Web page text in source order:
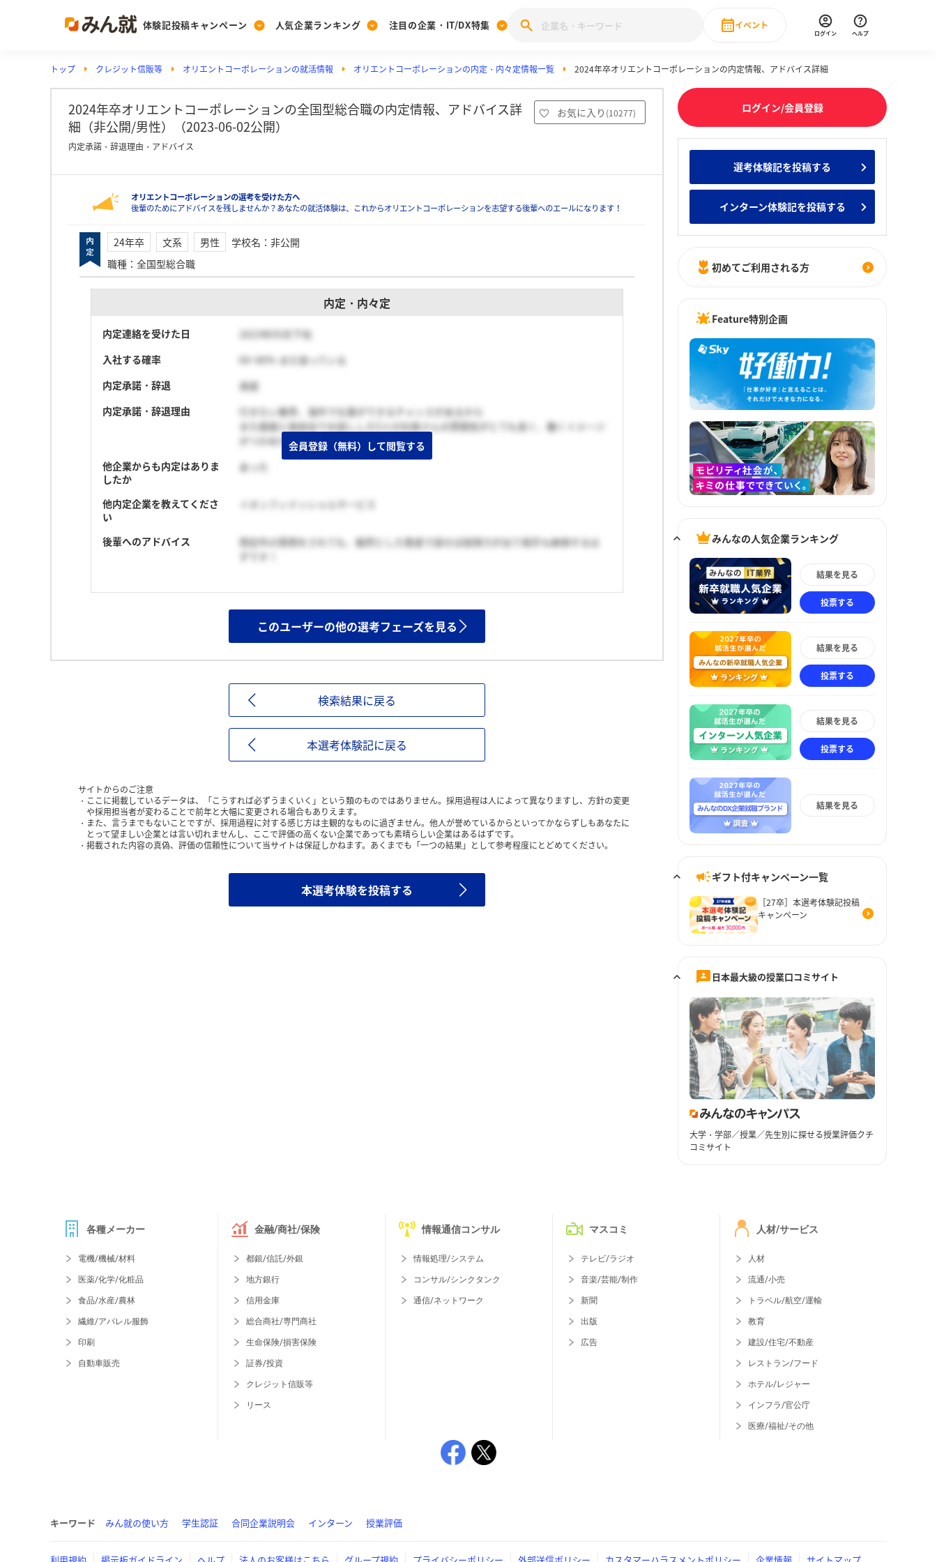
体験記投稿キャンペーン
Post
投稿する
[27卒] 本選考体験記投稿キャンペーン
人気企業ランキング
Ranking
ランキングを見る
みんなのDX企業就職ブランド調査
みんなの新卒就職人気企業ランキング みんなのインターン人気企業ランキ
注目の企業・IT/DX特集
PickUp
注目の企業特集
28卒 IT・DX現場社員インタビュー
動画で知ろう！業界・企業研究
イベント
Event
直近のイベント一覧
ログイン ヘルプ
トップ クレジット信販等 オリエントコーポレーションの就活情報 オリエントコーポレーションの内定・内々定情報一覧 2024年卒オリエントコーポレーションの内定情報、アドバイス詳細
2024年卒オリエントコーポレーションの全国型総合職の内定情報、アドバイス詳
細（非公開/男性）（2023-06-02公開）
お気に入り (10277)
内定承諾・辞退理由・アドバイス
オリエントコーポレーションの選考を受けた方へ
後輩のためにアドバイスを残しませんか？あなたの就活体験は、これからオリエントコーポレーションを志望する後輩へのエールになります！
24年卒 文系 男性 学校名 ： 非公開
職種 ： 全国型総合職
内定・内々定
内定連絡を受けた日
2023年05月下旬
入社する確率
60~80% まだ迷っている
内定承諾・辞退
承諾
内定承諾・辞退理由
行きたい業界、海外で仕事ができるチャンスがあるから
また面接と座談会でお話しした5人の社員さんの雰囲気がとても良く、働くイメージ
がつかめた
他企業からも内定はありま
したか
あった
他内定企業を教えてくださ
い
イオンフィナンシャルサービス
後輩へのアドバイス
想定外の質問をされても、毅然とした態度で話せば説得力が出て相手も納得するは
会員登録（無料）して閲覧する
このユーザーの他の選考フェーズを見る
検索結果に戻る
本選考体験記に戻る
サイトからのご注意
ここに掲載しているデータは、「こうすれば必ずうまくいく」という類のものではありません。採用過程は人によって異なりますし、方針の変更
や採用担当者が変わることで前年と大幅に変更される場合もありえます。
また、言うまでもないことですが、採用過程に対する感じ方は主観的なものに過ぎません。他人が誉めているからといってかならずしもあなたに
とって望ましい企業とは言い切れませんし、ここで評価の高くない企業であっても素晴らしい企業はあるはずです。
掲載された内容の真偽、評価の信頼性について当サイトは保証しかねます。あくまでも「一つの結果」として参考程度にとどめてください。
本選考体験を投稿する
ログイン/会員登録
選考体験記を投稿する
インターン体験記を投稿する
初めてご利用される方
Feature特別企画
みんなの人気企業ランキング
結果を見る
投票する
結果を見る
投票する
結果を見る
投票する
結果を見る
ギフト付キャンペーン一覧
［27卒］本選考体験記投稿
キャンペーン
日本最大級の授業口コミサイト
大学・学部／授業／先生別に探せる授業評価クチ
コミサイト
各種メーカー
電機/機械/材料
医薬/化学/化粧品
食品/水産/農林
繊維/アパレル服飾
印刷
自動車販売
金融/商社/保険
都銀/信託/外銀
地方銀行
信用金庫
総合商社/専門商社
生命保険/損害保険
証券/投資
クレジット信販等
リース
情報通信コンサル
情報処理/システム
コンサル/シンクタンク
通信/ネットワーク
マスコミ
テレビ/ラジオ
音楽/芸能/制作
新聞
出版
広告
人材/サービス
人材
流通/小売
トラベル/航空/運輸
教育
建設/住宅/不動産
レストラン/フード
ホテル/レジャー
インフラ/官公庁
医療/福祉/その他
キーワード みん就の使い方 学生認証 合同企業説明会 インターン 授業評価